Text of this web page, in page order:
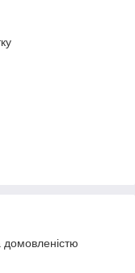
домовленістю